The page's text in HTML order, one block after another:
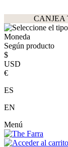
CANJEA
Moneda
Según producto
$
USD
€
ES
EN
Menú